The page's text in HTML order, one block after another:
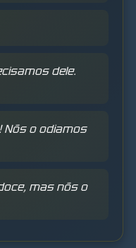
dele.
o odiamos
mas nós o